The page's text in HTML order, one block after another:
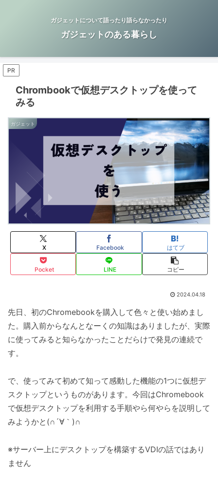
ガジェットについて語ったり語らなかったり
ガジェットのある暮らし
PR
Chrombookで仮想デスクトップを使って
みる
ガジェット
X Facebook はてブ
Pocket LINE コピー
2024.04.18
先日、初のChromebookを購入して色々と使い始めまし
た。購入前からなんとなーくの知識はありましたが、実際
に使ってみると知らなかったことだらけで発見の連続で
す。
で、使ってみて初めて知って感動した機能の1つに仮想デ
スクトップというものがあります。今回はChromebook
で仮想デスクトップを利用する手順やら何やらを説明して
みようかと(∩´∀｀)∩
※サーバー上にデスクトップを構築するVDIの話ではあり
ません